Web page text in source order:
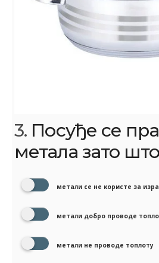
3. Посуђе се
метала зато
метали се не користе за
метали добро проводе
метали не проводе топлоту